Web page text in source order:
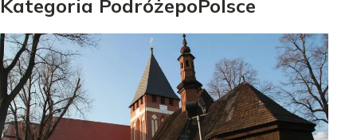
Kategoria Podróżepo Polsce